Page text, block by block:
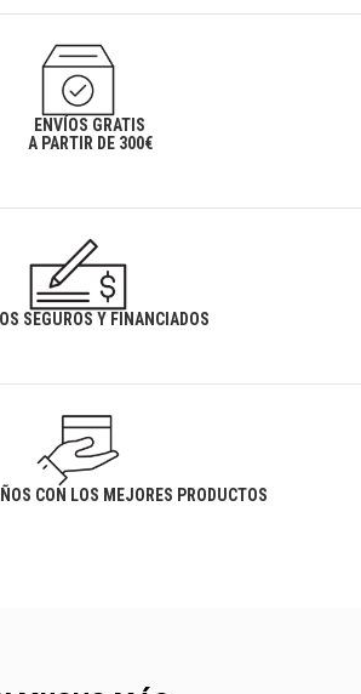
ENVÍOS GRATIS
A PARTIR DE 300€
SEGUROS Y FINANCIADOS
CON LOS MEJORES PRODUCTOS